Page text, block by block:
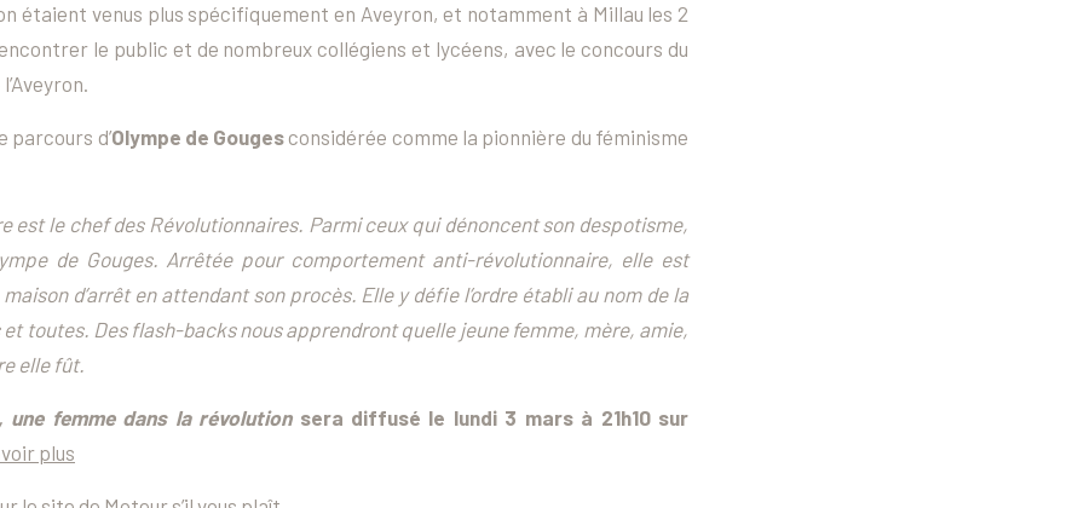
étaient venus plus spécifiquement en Aveyron, et notamment à Millau les 2
le public et de nombreux collégiens et lycéens, avec le concours du
d’Olympe de Gouges considérée comme la pionnière du féminisme
est le chef des Révolutionnaires. Parmi ceux qui dénoncent son despotisme,
de Gouges. Arrêtée pour comportement anti-révolutionnaire, elle est
d’arrêt en attendant son procès. Elle y défie l’ordre établi au nom de la
toutes. Des flash-backs nous apprendront quelle jeune femme, mère, amie,
elle fût.
une femme dans la révolutionsera diffusé le lundi 3 mars à 21h10 sur
plus